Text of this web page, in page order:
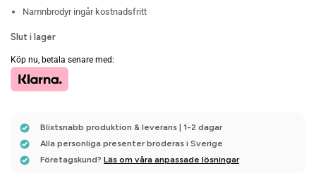
Namnbrodyr ingår kostnadsfritt
Slut i lager
Köp nu, betala senare med:
Blixtsnabb produktion & leverans | 1-2 dagar
Alla personliga presenter broderas i Sverige
Företagskund?Läs om våra anpassade lösningar